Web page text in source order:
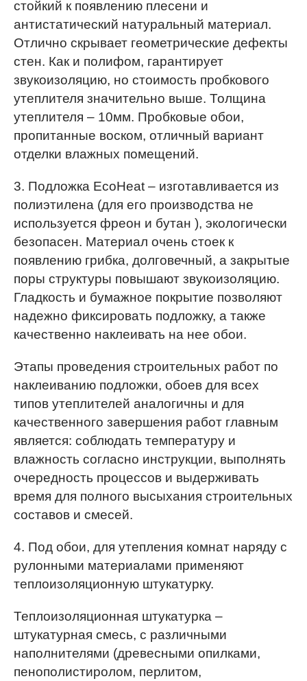
стойкий к появлению плесени и
антистатический натуральный материал.
Отлично скрывает геометрические дефекты
стен. Как и полифом, гарантирует
звукоизоляцию, но стоимость пробкового
утеплителя значительно выше. Толщина
утеплителя – 10мм. Пробковые обои,
пропитанные воском, отличный вариант
отделки влажных помещений.
3. Подложка EcoHeat – изготавливается из
полиэтилена (для его производства не
используется фреон и бутан ), экологически
безопасен. Материал очень стоек к
появлению грибка, долговечный, а закрытые
поры структуры повышают звукоизоляцию.
Гладкость и бумажное покрытие позволяют
надежно фиксировать подложку, а также
качественно наклеивать на нее обои.
Этапы проведения строительных работ по
наклеиванию подложки, обоев для всех
типов утеплителей аналогичны и для
качественного завершения работ главным
является: соблюдать температуру и
влажность согласно инструкции, выполнять
очередность процессов и выдерживать
время для полного высыхания строительных
составов и смесей.
4. Под обои, для утепления комнат наряду с
рулонными материалами применяют
теплоизоляционную штукатурку.
Теплоизоляционная штукатурка –
штукатурная смесь, с различными
наполнителями (древесными опилками,
пенополистиролом, перлитом,